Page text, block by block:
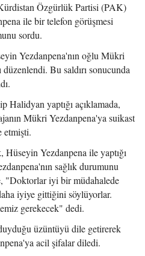
Özgürlük Partisi (PAK)
ile bir telefon görüşmesi
sordu.
Yezdanpena'nın oğlu Mükri
Bu saldırı sonucunda
yaptığı açıklamada,
Mükri Yezdanpena'ya suikast
etmişti.
Yezdanpena ile yaptığı
sağlık durumunu
"Doktorlar iyi bir müdahalede
iyiye gittiğini söylüyorlar.
gerekecek" dedi.
üzüntüyü dile getirerek
acil şifalar diledi.